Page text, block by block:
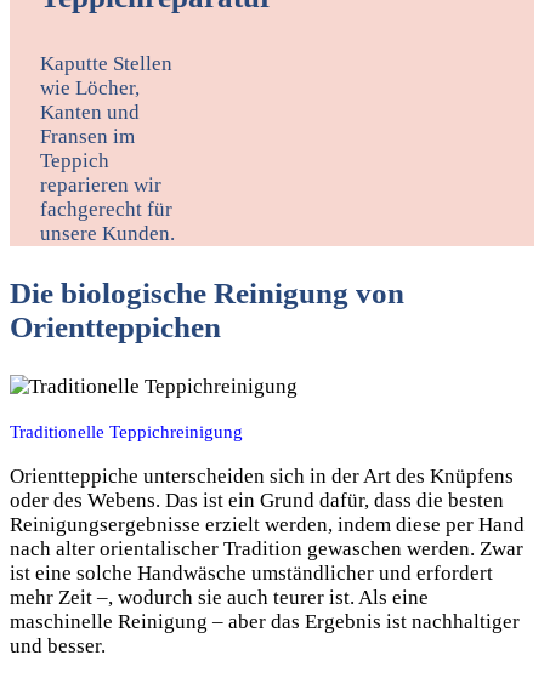
Kaputte Stellen
wie Löcher,
Kanten und
Fransen im
Teppich
reparieren wir
fachgerecht für
unsere Kunden.
Die biologische Reinigung von
Orientteppichen
Traditionelle Teppichreinigung
Orientteppiche unterscheiden sich in der Art des Knüpfens
oder des Webens. Das ist ein Grund dafür, dass die besten
Reinigungsergebnisse erzielt werden, indem diese per Hand
nach alter orientalischer Tradition gewaschen werden. Zwar
ist eine solche Handwäsche umständlicher und erfordert
mehr Zeit –, wodurch sie auch teurer ist. Als eine
maschinelle Reinigung – aber das Ergebnis ist nachhaltiger
und besser.